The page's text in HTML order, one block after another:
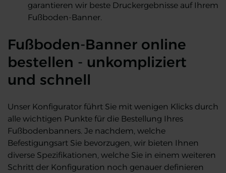
garantieren wir beste Druckergebnisse auf Ihrem
Fußboden-Banner.
Fußboden-Banner online
bestellen - unkompliziert
und schnell
Unser Konfigurator führt Sie mit wenigen Klicks durch
alle wichtigen Punkte für die Bestellung Ihres
Fußbodenbanners. Je nachdem, welche
Befestigungsart Sie bevorzugen, wir bieten Ihnen
diverse Spezifikationen, welche Sie in einem weiteren
Schritt der Konfiguration noch genauer definieren